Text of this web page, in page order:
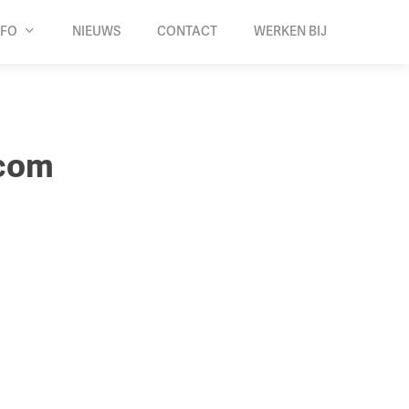
NIEUWS CONTACT WERKEN BIJ